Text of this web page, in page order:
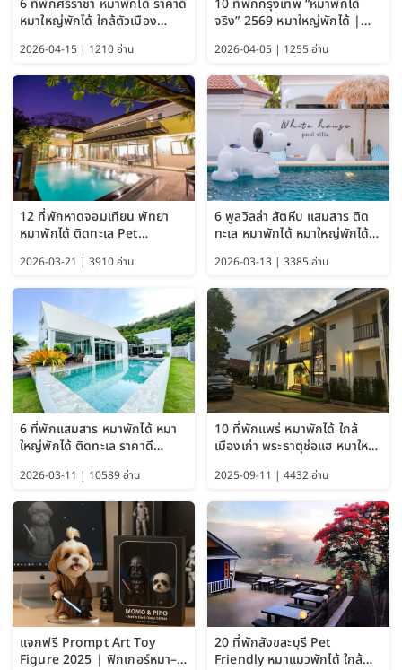
6 ที่พักศรีราชา หมาพักได้ ราคาดี
หมาใหญ่พักได้ ใกล้ตัวเมือง
2026-04-15 | 1210 อ่าน
10 ที่พักกรุงเทพ “หมาพักได้
จริง” 2569 หมาใหญ่พักได้ |
Bangkok อัปเดตล่าสุด
2026-04-05 | 1255 อ่าน
12 ที่พักหาดจอมเทียน พัทยา
หมาพักได้ ติดทะเล Pet
พักได้ อัปเดต 2569
2026-03-21 | 3910 อ่าน
6 พูลวิลล่า สัตหีบ แสมสาร ติด
ทะเล หมาพักได้ หมาใหญ่พักได้
2026-03-13 | 3385 อ่าน
6 ที่พักแสมสาร หมาพักได้ หมา
ใหญ่พักได้ ติดทะเล ราคาดี
2026-03-11 | 10589 อ่าน
10 ที่พักแพร่ หมาพักได้ ใกล้
เมืองเก่า พระธาตุช่อแฮ หมาใหญ่
2025-09-11 | 4432 อ่าน
แจกฟรี Prompt Art Toy
Figure 2025 | ฟิกเกอร์หมา–
20 ที่พักสังขละบุรี Pet
Friendly หมาแมวพักได้ ใกล้